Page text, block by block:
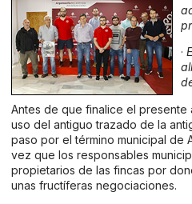
·
Antes de que finalice el
uso del antiguo trazado de la
paso por el término municipal de
vez que los responsables
propietarios de las fincas por
unas fructíferas negociaciones.